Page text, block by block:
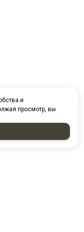
и
просмотр, вы